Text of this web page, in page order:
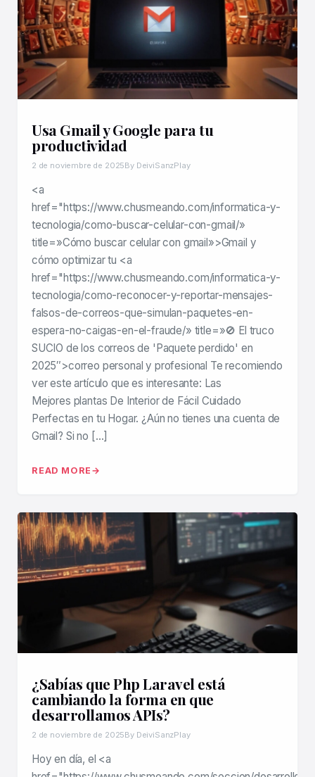
Usa Gmail y Google para tu
productividad
2 de noviembre de 2025By DeiviSanzPlay
<a
href="https://www.chusmeando.com/informatica-y-
tecnologia/como-buscar-celular-con-gmail/»
title=»Cómo buscar celular con gmail»>Gmail y
cómo optimizar tu <a
href="https://www.chusmeando.com/informatica-y-
tecnologia/como-reconocer-y-reportar-mensajes-
falsos-de-correos-que-simulan-paquetes-en-
espera-no-caigas-en-el-fraude/» title=»🚫 El truco
SUCIO de los correos de 'Paquete perdido' en
2025″>correo personal y profesional Te recomiendo
ver este artículo que es interesante: Las
Mejores plantas De Interior de Fácil Cuidado
Perfectas en tu Hogar. ¿Aún no tienes una cuenta de
Gmail? Si no […]
READ MORE
¿Sabías que Php Laravel está
cambiando la forma en que
desarrollamos APIs?
2 de noviembre de 2025By DeiviSanzPlay
Hoy en día, el <a